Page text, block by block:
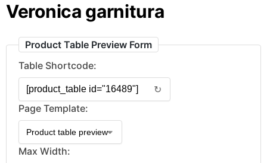
Veronica garnitura
Product Table Preview Form
Table Shortcode:
↻
Page Template:
Max Width: